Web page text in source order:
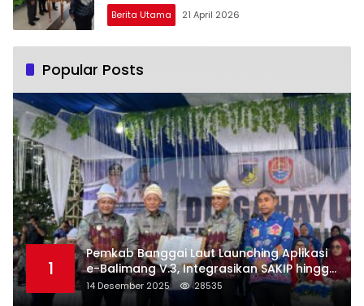
Berita Utama 21 April 2026
Popular Posts
1
Pemkab Banggai Laut Launching Aplikasi
e-Balimang V.3, Integrasikan SAKIP hingga
Satu Data Layanan Publik
14 Desember 2025 28535